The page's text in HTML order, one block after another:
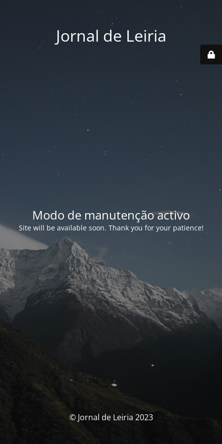
Jornal de Leiria
Modo de manutenção activo
Site will be available soon. Thank you for your patience!
© Jornal de Leiria 2023